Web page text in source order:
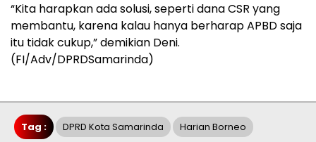
“Kita harapkan ada solusi, seperti dana CSR yang
membantu, karena kalau hanya berharap APBD saja
itu tidak cukup,” demikian Deni.
(FI/Adv/DPRDSamarinda)
Tag : DPRD Kota Samarinda Harian Borneo